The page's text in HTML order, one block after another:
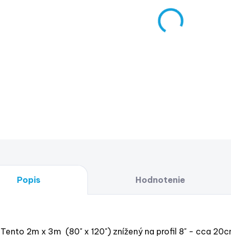
Popis Hodnotenie
Tento 2m x 3m (80" x 120") znížený na profil 8" - cca